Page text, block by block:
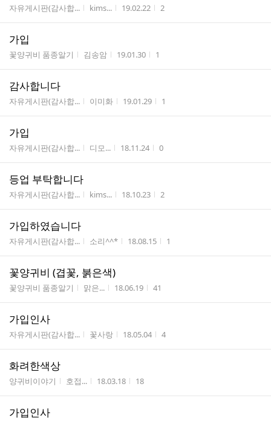
게시판명
자유게시판(감사합... 작성자
kims... 작성시간
19.02.22 조회수
2
가입
게시판명
꽃양귀비 품종알기 작성자
김송암 작성시간
19.01.30 조회수
1
감사합니다
게시판명
자유게시판(감사합... 작성자
이미화 작성시간
19.01.29 조회수
1
가입
게시판명
자유게시판(감사합... 작성자
디모... 작성시간
18.11.24 조회수
0
등업 부탁합니다
게시판명
자유게시판(감사합... 작성자
kims... 작성시간
18.10.23 조회수
2
가입하였습니다
게시판명
자유게시판(감사합... 작성자
소리^^* 작성시간
18.08.15 조회수
1
꽃양귀비 (겹꽃, 붉은색)
게시판명
꽃양귀비 품종알기 작성자
맑은... 작성시간
18.06.19 조회수
41
가입인사
게시판명
자유게시판(감사합... 작성자
꽃사랑 작성시간
18.05.04 조회수
4
화려한색상
게시판명
양귀비이야기 작성자
호접... 작성시간
18.03.18 조회수
18
가입인사